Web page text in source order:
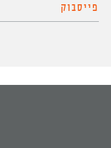
פייסבוק